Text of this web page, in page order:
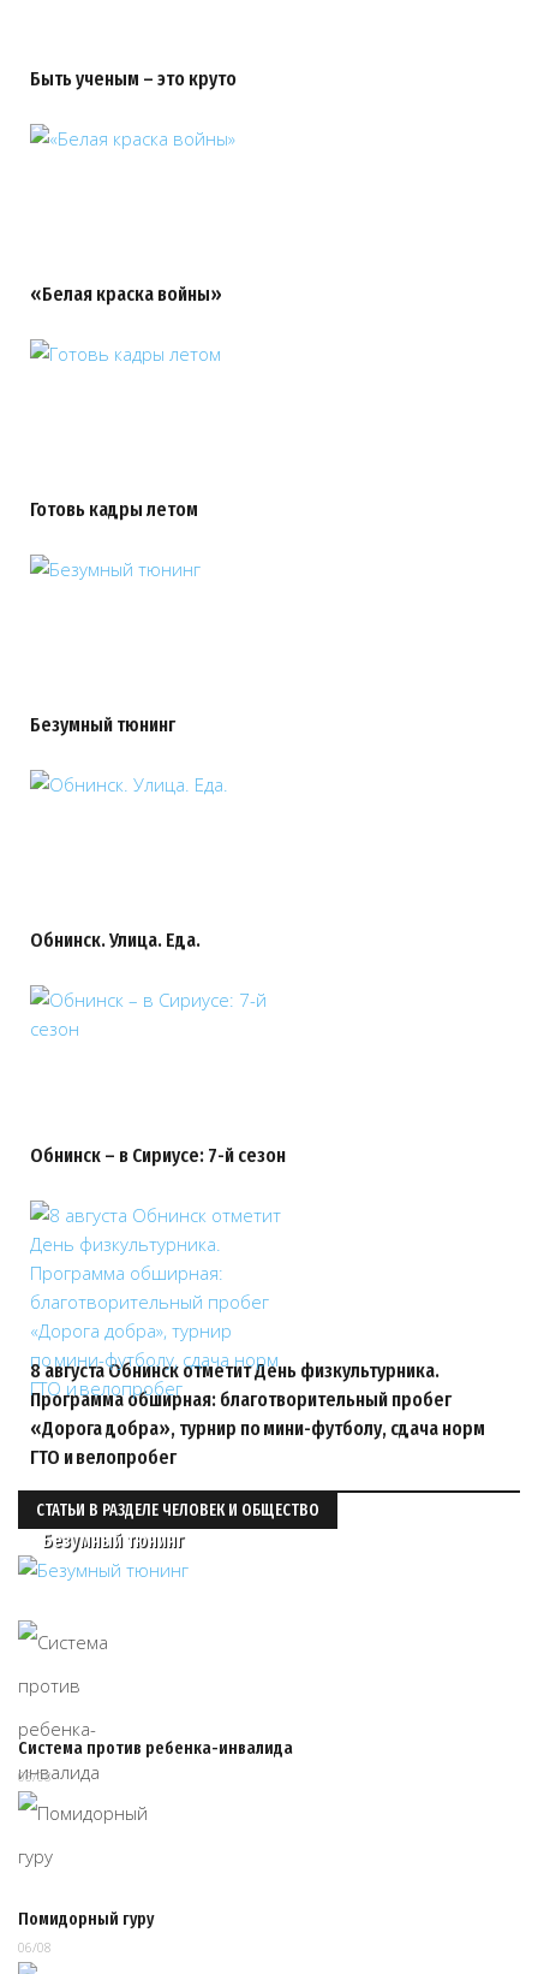
Быть ученым – это круто
«Белая краска войны»
Готовь кадры летом
Безумный тюнинг
Обнинск. Улица. Еда.
Обнинск – в Сириусе: 7-й сезон
8 августа Обнинск отметит День физкультурника.
Программа обширная: благотворительный пробег
«Дорога добра», турнир по мини-футболу, сдача норм
ГТО и велопробег
СТАТЬИ В РАЗДЕЛЕ ЧЕЛОВЕК И ОБЩЕСТВО
Безумный тюнинг
Система против ребенка-инвалида
06/08
Помидорный гуру
06/08